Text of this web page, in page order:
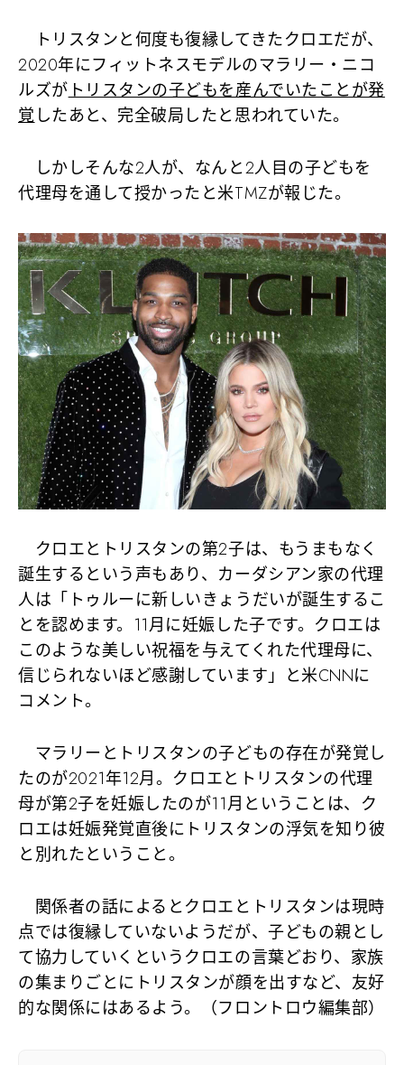
トリスタンと何度も復縁してきたクロエだが、
2020年にフィットネスモデルのマラリー・ニコ
ルズが トリスタンの子どもを産んでいたことが発
覚したあと、完全破局したと思われていた。
しかしそんな2人が、なんと2人目の子どもを
代理母を通して授かったと米TMZが報じた。
クロエとトリスタンの第2子は、もうまもなく
誕生するという声もあり、カーダシアン家の代理
人は「トゥルーに新しいきょうだいが誕生するこ
とを認めます。11月に妊娠した子です。クロエは
このような美しい祝福を与えてくれた代理母に、
信じられないほど感謝しています」と米CNNに
コメント。
マラリーとトリスタンの子どもの存在が発覚し
たのが2021年12月。クロエとトリスタンの代理
母が第2子を妊娠したのが11月ということは、ク
ロエは妊娠発覚直後にトリスタンの浮気を知り彼
と別れたということ。
関係者の話によるとクロエとトリスタンは現時
点では復縁していないようだが、子どもの親とし
て協力していくというクロエの言葉どおり、家族
の集まりごとにトリスタンが顔を出すなど、友好
的な関係にはあるよう。（フロントロウ編集部）